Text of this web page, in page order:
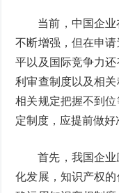
当前，中国企
不断增强，但在申
平以及国际竞争力
利审查制度以及相
相关规定把握不到
定制度，应提前做好
首先，我国企
化发展，知识产权